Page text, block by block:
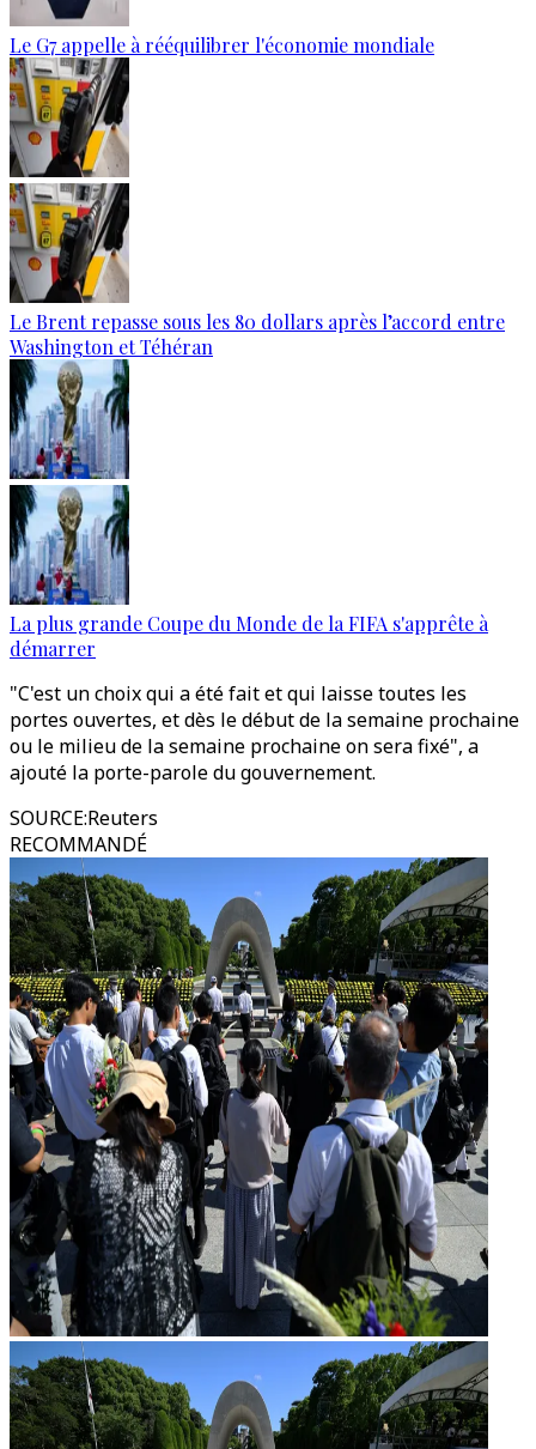
Le G7 appelle à rééquilibrer l'économie mondiale
Le Brent repasse sous les 80 dollars après l’accord entre
Washington et Téhéran
La plus grande Coupe du Monde de la FIFA s'apprête à
démarrer
"C'est un choix qui a été fait et qui laisse toutes les
portes ouvertes, et dès le début de la semaine prochaine
ou le milieu de la semaine prochaine on sera fixé", a
ajouté la porte-parole du gouvernement.
SOURCE:Reuters
RECOMMANDÉ